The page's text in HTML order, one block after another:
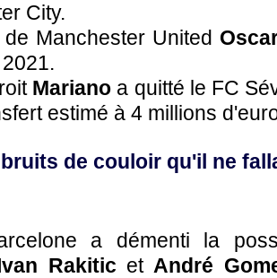
City.
Manchester United
Mariano a quitté le FC
estimé à 4 millions
bruits de couloir qu'il ne
a démenti la
Rakitic et André